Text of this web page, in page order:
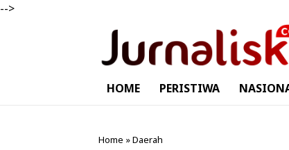
-->
HOME PERISTIWA
Home »Daerah